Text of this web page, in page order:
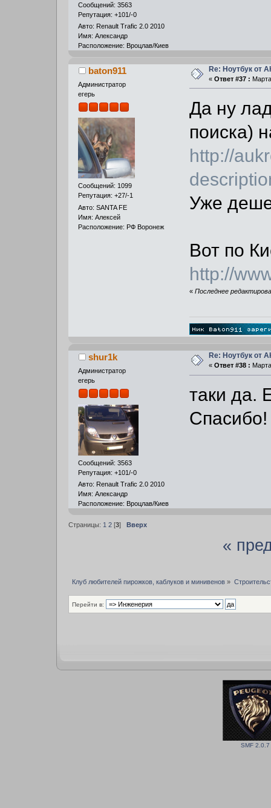
Сообщений: 3563
Репутация: +101/-0
Авто: Renault Trafic 2.0 2010
Имя: Александр
Расположение: Вроцлав/Киев
baton911
Администратор
егерь
Сообщений: 1099
Репутация: +27/-1
Авто: SANTA FE
Имя: Алексей
Расположение: РФ Воронеж
Re: Ноутбук от
« Ответ #37 :
Да ну
поиска)
http://
Уже
Вот по
http://
« Последнее
shur1k
Администратор
егерь
Сообщений: 3563
Репутация: +101/-0
Авто: Renault Trafic 2.0 2010
Имя: Александр
Расположение: Вроцлав/Киев
Re: Ноутбук от
« Ответ #38 :
таки да.
Спасибо!
Страницы: 1 2 [3]Вверх
«
Клуб любителей пирожков, каблуков и минивенов »
Перейти в:
SMF 2.0.7